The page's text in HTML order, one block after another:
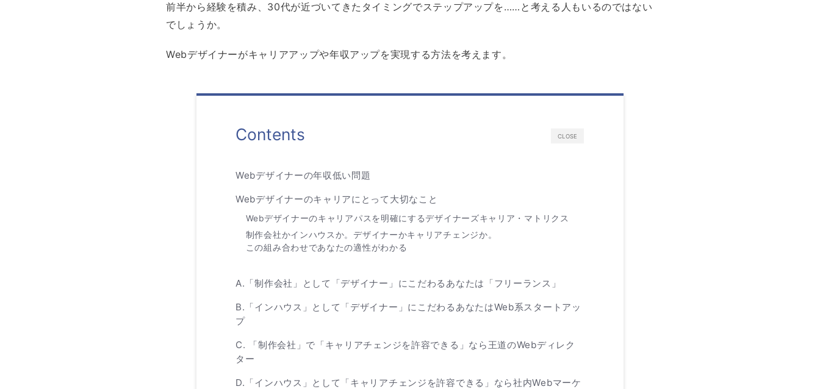
前半から経験を積み、30代が近づいてきたタイミングでステップアップを……と考える人もいるのではない
でしょうか。
Webデザイナーがキャリアアップや年収アップを実現する方法を考えます。
CLOSE
Contents
Webデザイナーの年収低い問題
Webデザイナーのキャリアにとって大切なこと
Webデザイナーのキャリアパスを明確にするデザイナーズキャリア・マトリクス
制作会社かインハウスか。デザイナーかキャリアチェンジか。
この組み合わせであなたの適性がわかる
A.「制作会社」として「デザイナー」にこだわるあなたは「フリーランス」
B.「インハウス」として「デザイナー」にこだわるあなたはWeb系スタートアッ
プ
C. 「制作会社」で「キャリアチェンジを許容できる」なら王道のWebディレク
ター
D.「インハウス」として「キャリアチェンジを許容できる」なら社内Webマーケ